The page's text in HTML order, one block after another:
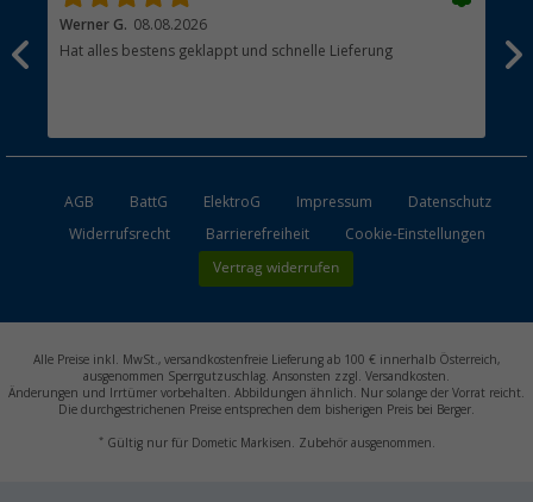
Werner G. 08.08.2026
Hat alles bestens geklappt und schnelle Lieferung
AGB BattG ElektroG Impressum
Datenschutz
Widerrufsrecht
Barrierefreiheit Cookie-Einstellungen
Vertrag widerrufen
Alle Preise inkl. MwSt., versandkostenfreie Lieferung ab 100 € innerhalb Österreich,
ausgenommen Sperrgutzuschlag. Ansonsten zzgl. Versandkosten.
Änderungen und Irrtümer vorbehalten. Abbildungen ähnlich. Nur solange der Vorrat reicht.
Die durchgestrichenen Preise entsprechen dem bisherigen Preis bei Berger.
*Gültig nur für Dometic Markisen. Zubehör ausgenommen.